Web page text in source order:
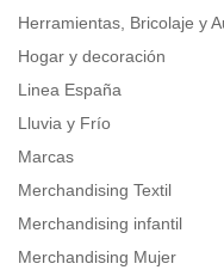
Herramientas, Bricolaje y
Hogar y decoración
Linea España
Lluvia y Frío
Marcas
Merchandising Textil
Merchandising infantil
Merchandising Mujer